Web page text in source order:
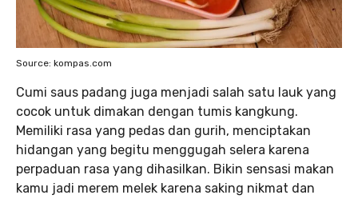
Source: kompas.com
Cumi saus padang juga menjadi salah satu lauk yang
cocok untuk dimakan dengan tumis kangkung.
Memiliki rasa yang pedas dan gurih, menciptakan
hidangan yang begitu menggugah selera karena
perpaduan rasa yang dihasilkan. Bikin sensasi makan
kamu jadi merem melek karena saking nikmat dan